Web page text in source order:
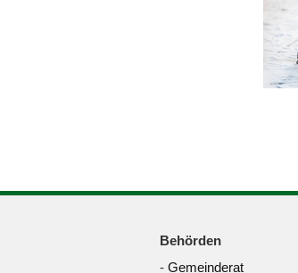
Behörden
- Gemeinderat